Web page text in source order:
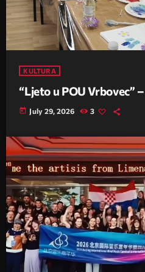
KULTURA
“Ljeto u POU Vrbovec”
today July 29, 2026 3